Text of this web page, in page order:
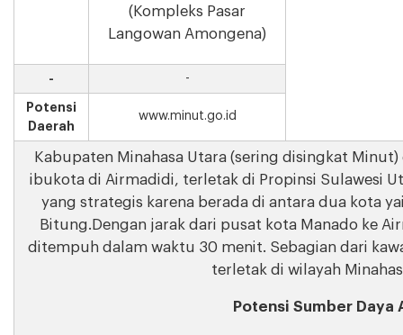
(Kompleks Pasar
Langowan Amongena)
- -
Potensi
Daerah
www.minut.go.id
Kabupaten Minahasa Utara (sering disingkat
ibukota di Airmadidi, terletak di Propinsi Sulawesi
yang strategis karena berada di antara dua kota
Bitung.Dengan jarak dari pusat kota Manado ke
ditempuh dalam waktu 30 menit. Sebagian dari
terletak di wilayah
Potensi Sumber Daya